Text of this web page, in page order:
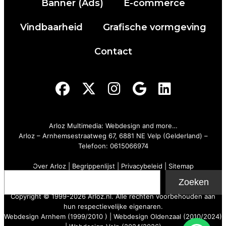
Banner (Ads) E-commerce
Vindbaarheid Grafische vormgeving
Contact
Arloz Multimedia: Webdesign and more…
Arloz– Arnhemsestraatweg 67, 6881 NE Velp (Gelderland) –
Telefoon: 0615066974
Over Arloz| Begrippenlijst Privacybeleid Sitemap
Zoeken
Zoeken
Copyright © 1999-2026 Arloz.nl. Alle rechten voorbehouden aan
hun respectievelijke eigenaren.
Webdesign Arnhem (1999/2010 ) | Webdesign Oldenzaal (2010/2024)